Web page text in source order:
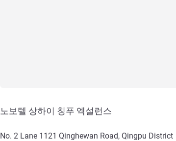
노보텔 상하이 칭푸 엑설런스
No. 2 Lane 1121 Qinghewan Road, Qingpu District